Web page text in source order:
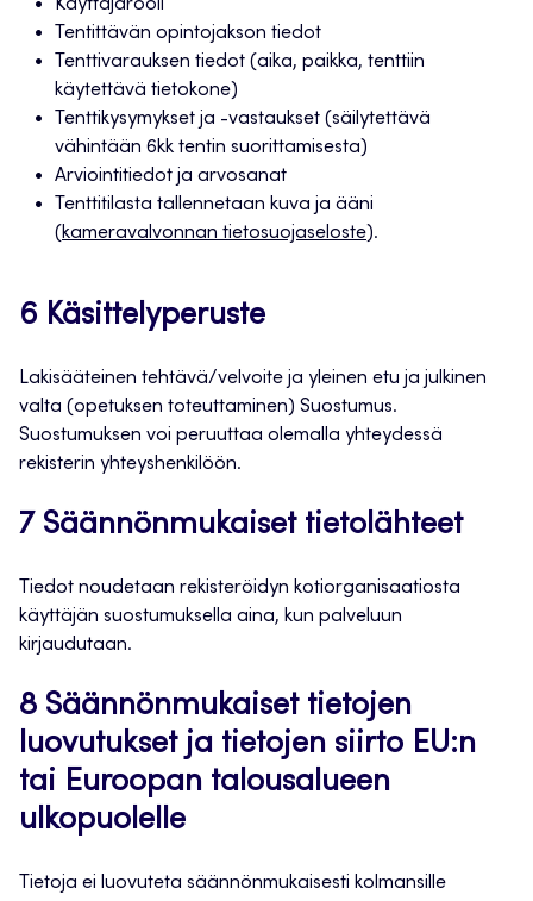
Käyttäjärooli
Tentittävän opintojakson tiedot
Tenttivarauksen tiedot (aika, paikka, tenttiin
käytettävä tietokone)
Tenttikysymykset ja -vastaukset (säilytettävä
vähintään 6kk tentin suorittamisesta)
Arviointitiedot ja arvosanat
Tenttitilasta tallennetaan kuva ja ääni
(kameravalvonnan tietosuojaseloste).
6 Käsittelyperuste
Lakisääteinen tehtävä/velvoite ja yleinen etu ja julkinen
valta (opetuksen toteuttaminen) Suostumus.
Suostumuksen voi peruuttaa olemalla yhteydessä
rekisterin yhteyshenkilöön.
7 Säännönmukaiset tietolähteet
Tiedot noudetaan rekisteröidyn kotiorganisaatiosta
käyttäjän suostumuksella aina, kun palveluun
kirjaudutaan.
8 Säännönmukaiset tietojen
luovutukset ja tietojen siirto EU:n
tai Euroopan talousalueen
ulkopuolelle
Tietoja ei luovuteta säännönmukaisesti kolmansille